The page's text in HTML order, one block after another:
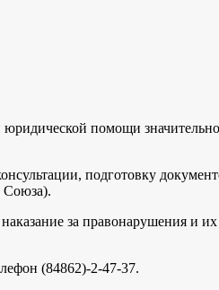
помощи
подготовку
Союза).
за правонарушения и их
(84862)-2-47-37.